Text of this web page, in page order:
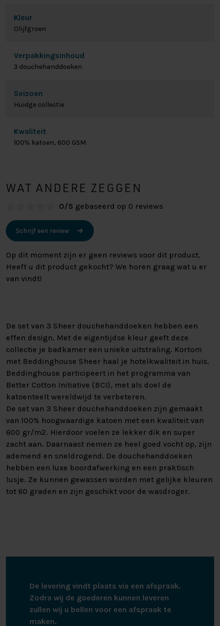
Kleur
Olijfgroen
Verpakkingsinhoud
3 douchehanddoeken
Seizoen
Huidge collectie
Kwaliteit
100% katoen, 600 GSM
WAT ANDERE ZEGGEN
0/5 gebaseerd op 0 reviews
Schrijf een review
Op dit moment zijn er geen reviews voor dit product.
Heeft u dit product gekocht? We horen graag wat u er
van vindt!
De set van 3 Sheer douchehanddoeken hebben een
effen design. Met de eigentijdse kleur geeft deze
collectie je badkamer een unieke uitstraling. Kortom
met Beddinghouse Sheer haal je hotelkwaliteit in huis.
Beddinghouse participeert in het programma van
Better Cotton Initiative (BCI), met als doel de
katoenteelt wereldwijd te verbeteren.
De set van 3 Sheer douchehanddoeken zijn gemaakt
van 100% hoogwaardige katoen met een kwaliteit van
600 gr/m2. Hierdoor voelen ze lekker dik en super
zacht aan. Daarnaast nemen ze heel goed vocht op, zijn
ademend en sneldrogend. De douchehanddoeken
hebben een luxe boordafwerking en een praktisch
lusje. Ze kunnen gewassen worden met gelijke kleuren
tot 60 graden en zijn geschikt voor de wasdroger.
De levering vindt plaats via een afspraak.
Zodra wij de goederen kunnen leveren
zullen wij u bellen voor een afspraak te
maken.